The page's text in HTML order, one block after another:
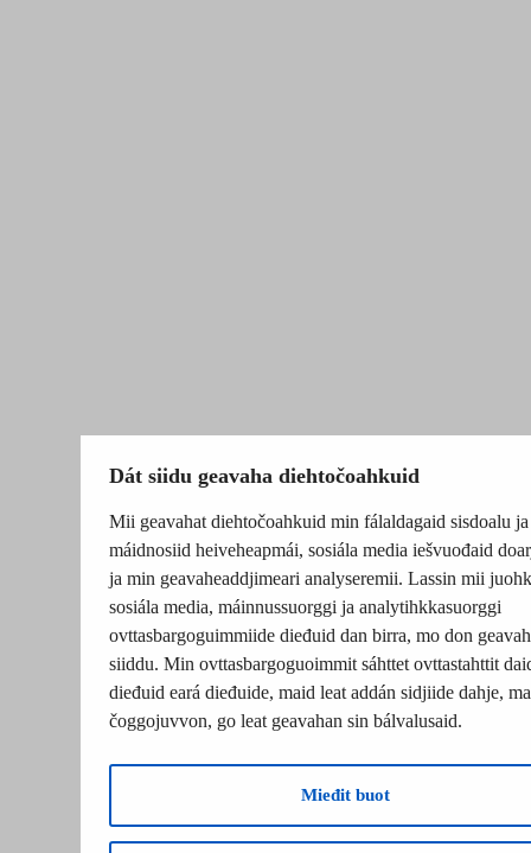
Dát siidu geavaha diehtočoahkuid
Mii geavahat diehtočoahkuid min fálaldagaid sisdoalu ja
máidnosiid heiveheapmái, sosiála media iešvuođaid
ja min geavaheaddjimeari analyseremii. Lassin mii
sosiála media, máinnussuorggi ja analytihkkasuorggi
ovttasbargoguimmiide dieđuid dan birra, mo don
siiddu. Min ovttasbargoguoimmit sáhttet ovttastahttit
dieđuid eará dieđuide, maid leat addán sidjiide dahje,
čoggojuvvon, go leat geavahan sin bálvalusaid.
Mieđit buot